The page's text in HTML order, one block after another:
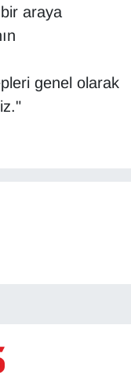
araya
genel olarak